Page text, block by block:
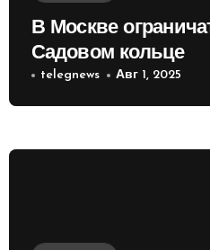
В Москве
Садовом кольце
telegnews Авг 1, 2025